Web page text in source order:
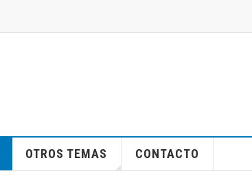
OTROS TEMAS CONTACTO